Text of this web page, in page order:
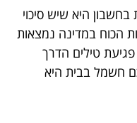
היא שיש סיכוי
הכוח במדינה נמצאות
טילים הדרך
חשמל בבית היא